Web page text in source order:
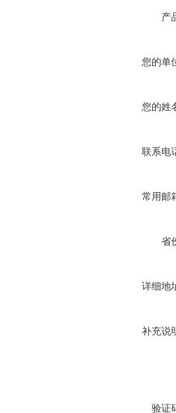
产
您的单
您的姓
联系电
常用邮
省
详细地
补充说
验证